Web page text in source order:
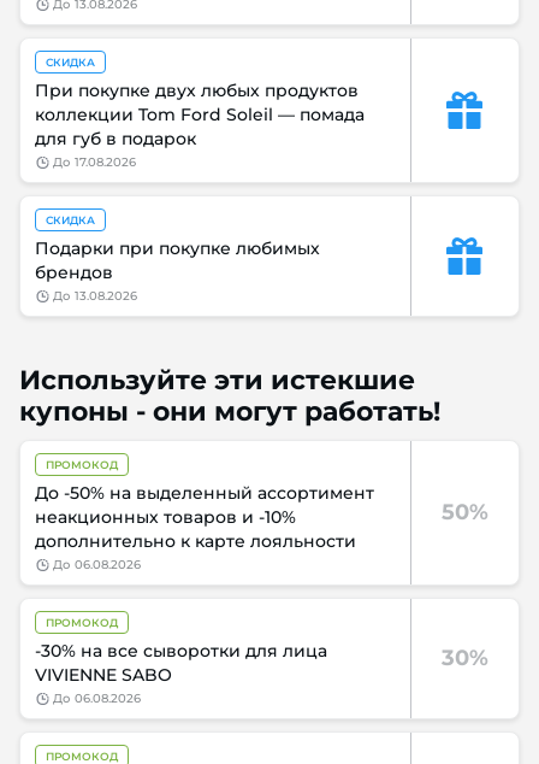
до 13.08.2026
СКИДКА
При покупке двух любых продуктов
коллекции Tom Ford Soleil — помада
для губ в подарок
до 17.08.2026
СКИДКА
Подарки при покупке любимых
брендов
до 13.08.2026
Используйте эти истекшие
купоны - они могут работать!
50%
ПРОМОКОД
До -50% на выделенный ассортимент
неакционных товаров и -10%
дополнительно к карте лояльности
до 06.08.2026
30%
ПРОМОКОД
-30% на все сыворотки для лица
VIVIENNE SABO
до 06.08.2026
ПРОМОКОД